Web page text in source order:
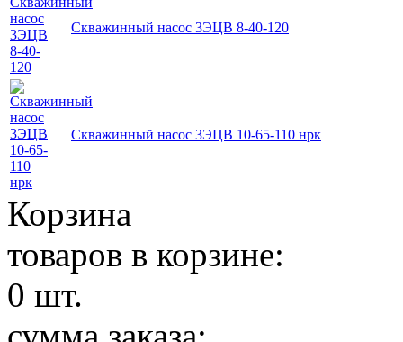
Скважинный насос 3ЭЦВ 8-40-120
Скважинный насос 3ЭЦВ 10-65-110 нрк
Корзина
товаров в корзине:
0 шт.